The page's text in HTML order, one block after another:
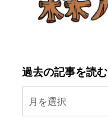
過去の記事を読む
月を選択